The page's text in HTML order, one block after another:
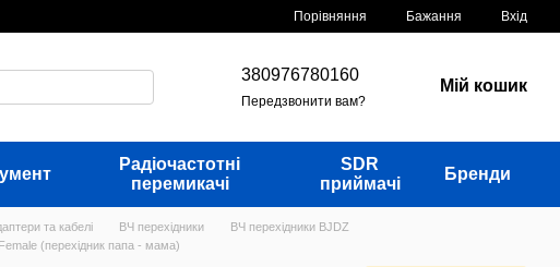
Порівняння Бажання Вхід
380976780160
Передзвонити вам?
Мій кошик
Радіочастотні
перемикачі
SDR
приймачі
Бренди
та кабелі ВЧ перехідники
ВЧ перехідники BJDZ
(перехідник папа - мама)